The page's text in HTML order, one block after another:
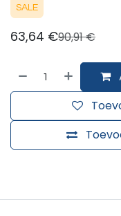
SALE
63,64 €90,91€